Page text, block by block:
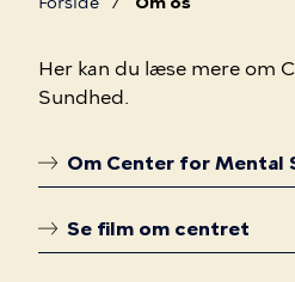
Om
os
Her kan du læse mere om
Sundhed.
Om Center for Mental
Se film om centret